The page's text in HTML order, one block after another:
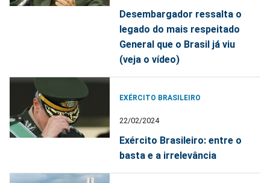
Desembargador ressalta o
legado do mais respeitado
General que o Brasil já viu
(veja o vídeo)
EXÉRCITO BRASILEIRO
22/02/2024
Exército Brasileiro: entre o
basta e a irrelevância